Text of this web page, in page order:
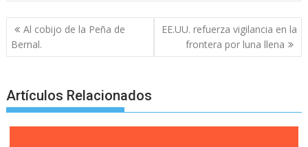
c
e
b
o
o
k
i
t
t
e
r
a
i
l
a
t
s
A
p
p
s
s
e
n
g
e
y
e
l
e
g
a
m
a
r
e
Post
navigation
Al cobijo de la Peña de
Bernal.
EE.UU. refuerza vigilancia en la
frontera por luna llena
Artículos Relacionados